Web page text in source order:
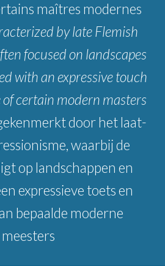
maîtres modernes
by late Flemish
focused on landscapes
with an expressive touch
certain modern masters
door het laat-
waarbij de
op landschappen en
expressieve toets en
bepaalde moderne
meesters